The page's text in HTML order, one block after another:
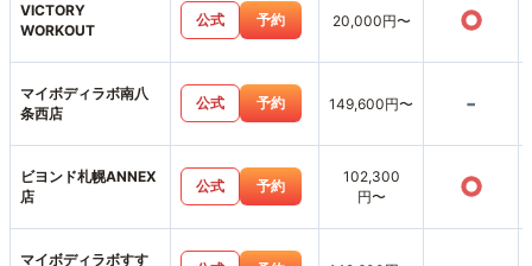
VICTORY
WORKOUT
公式 予約 20,000円〜 ○
マイボディラボ南八
条西店
公式 予約 149,600円〜 -
ビヨンド札幌ANNEX
店
公式 予約
102,300
円〜
○
マイボディラボすす